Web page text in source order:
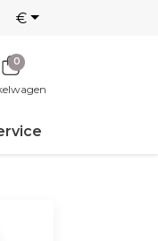
€
0